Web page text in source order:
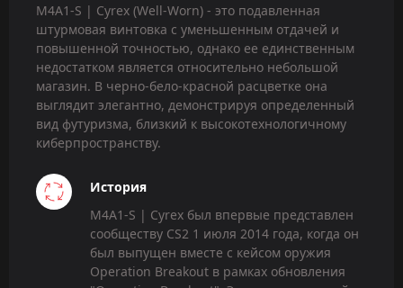
M4A1-S | Cyrex (Well-Worn) - это подавленная
штурмовая винтовка с уменьшенным отдачей и
повышенной точностью, однако ее единственным
недостатком является относительно небольшой
магазин. В черно-бело-красной расцветке она
выглядит элегантно, демонстрируя определенный
вид футуризма, близкий к высокотехнологичному
киберпространству.
История
M4A1-S | Cyrex был впервые представлен
сообществу CS2 1 июля 2014 года, когда он
был выпущен вместе с кейсом оружия
Operation Breakout в рамках обновления